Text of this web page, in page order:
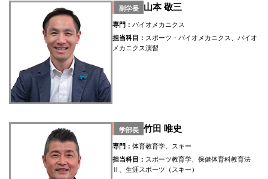
副学長 山本 敬三
専門：バイオメカニクス
担当科目： スポーツ・バイオメカニクス、バイオ
メカニクス演習
学部長 竹田 唯史
専門：体育教育学、スキー
担当科目： スポーツ教育学、保健体育科教育法
Ⅱ、生涯スポーツ（スキー）